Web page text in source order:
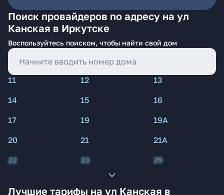
Поиск провайдеров по адресу на ул
Канская в Иркутске
Воспользуйтесь поиском, чтобы найти свой дом
11 12
13
14
15
16
17
19
19А
20
21
21А
22
23 25
Лучшие тарифы на ул Канская в